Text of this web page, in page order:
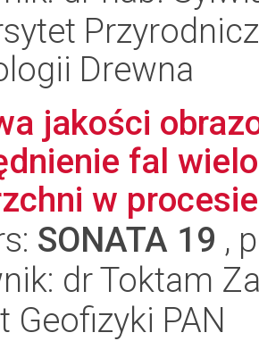
Drewna
jakości
fal
w
SONATA 19 ,
dr Toktam
Geofizyki PAN